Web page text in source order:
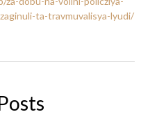
ta-travmuvalisya-lyudi/